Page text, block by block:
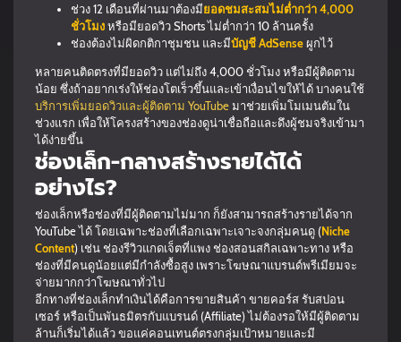
ช่วง 12 เดือนที่ผ่านมาต้องมียอดชมสะสมไม่ต่ำกว่า 4,000
ชั่วโมงหรือมียอดวิว Shorts ไม่ต่ำกว่า 10 ล้านครั้ง
ช่องต้องไม่ผิดกติกาชุมชน และมีบัญชี AdSenseผูกไว้
หลายคนติดตรงที่มียอดวิว แต่ไม่ถึง 4,000 ชั่วโมง หรือมีผู้ติดตาม
น้อย ซึ่งถ้าอยากเร่งให้ช่องโตเร็วขึ้นและเข้าเงื่อนไขให้ได้ บางคนใช้
บริการเพิ่มยอดวิวและผู้ติดตาม YouTubeมาช่วยเพิ่มโมเมนตัมใน
ช่วงแรก เพื่อให้โครงสร้างของช่องดูน่าเชื่อถือและดึงผู้ชมจริงเข้ามา
ได้ง่ายขึ้น
ช่องเล็ก-กลางสร้างรายได้ได้
อย่างไร?
ช่องเล็กหรือช่องที่มีผู้ติดตามไม่มาก ก็ยังสามารถสร้างรายได้จาก
YouTube ได้ โดยเฉพาะช่องที่เลือกเฉพาะเจาะจงกลุ่มคนดู (Niche
Content) เช่น ช่องรีวิวแกดเจ็ตที่แพง ช่องสอนสกิลเฉพาะทาง หรือ
ช่องที่มีคนดูน้อยแต่มีกำลังซื้อสูง เพราะโฆษณาแบรนด์พรีเมียมจะ
จ่ายมากกว่าโฆษณาทั่วไป
อีกทางที่ช่องเล็กทำเงินได้คือการขายสินค้า ขายคอร์ส รับสปอน
เซอร์ หรือเป็นพันธมิตรกับแบรนด์ (Affiliate) ไม่ต้องรอให้มีผู้ติดตาม
ล้านก็เริ่มได้แล้ว ขอแค่คอนเทนต์ตรงกลุ่มเป้าหมายและมี